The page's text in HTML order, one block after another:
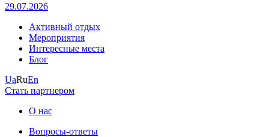
29.07.2026
Активный отдых
Мероприятия
Интересные места
Блог
UaRuEn
Стать партнером
О нас
Вопросы-ответы